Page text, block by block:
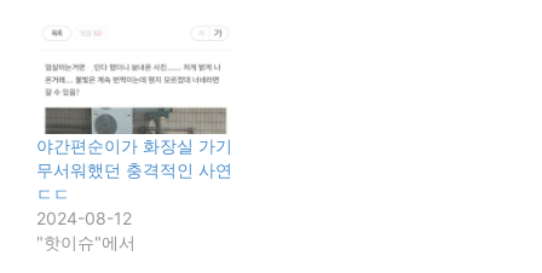
야간편순이가 화장실 가기
무서워했던 충격적인 사연
ㄷㄷ
2024-08-12
"핫이슈"에서